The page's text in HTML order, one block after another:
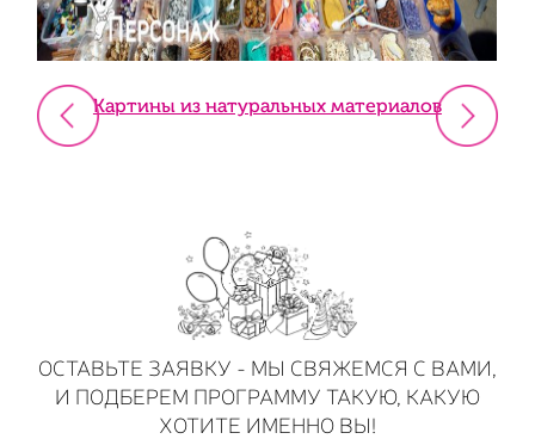
Картины из натуральных материалов
ОСТАВЬТЕ ЗАЯВКУ - МЫ СВЯЖЕМСЯ С ВАМИ,
И ПОДБЕРЕМ ПРОГРАММУ ТАКУЮ, КАКУЮ
ХОТИТЕ ИМЕННО ВЫ!